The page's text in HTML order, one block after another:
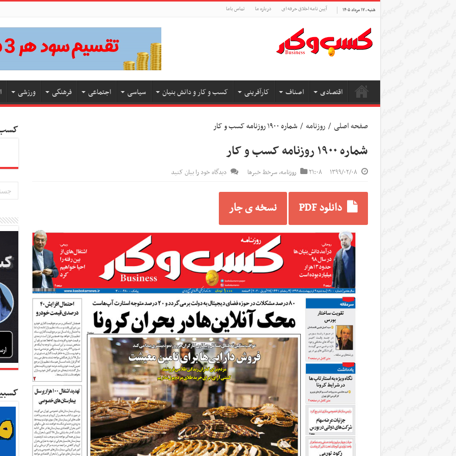
شنبه , ۱۷ مرداد ۱۴۰۵ آیین نامه اخلاق حرفه ای درباره ما تماس باما
اقتصادی اصناف کارآفرینی کسب و کار و دانش بنیان سیاسی اجتماعی فرهنگی ورزشی
صفحه اصلی / روزنامه / شماره ۱۹۰۰ روزنامه کسب و کار
شماره ۱۹۰۰ روزنامه کسب و کار
۱۳۹۹/۰۲/۰۸ ۲۱:۰۸ روزنامه,سرخط خبرها دیدگاه خود را بیان کنید
دانلود PDF نسخه ی جار
کسب